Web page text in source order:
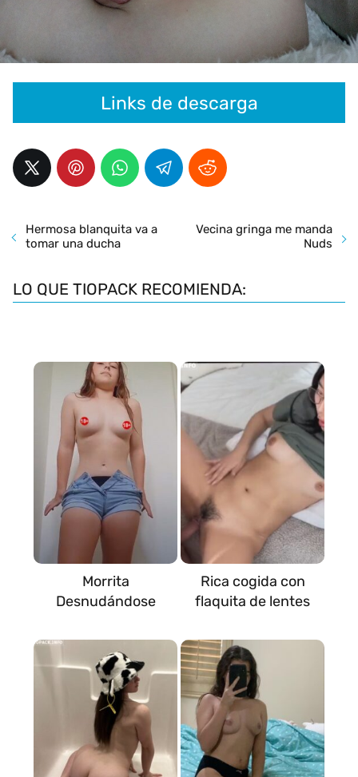
Links de descarga
Hermosa blanquita va a
tomar una ducha
Vecina gringa me manda
Nuds
LO QUE TIOPACK RECOMIENDA:
Morrita
Desnudándose
Rica cogida con
flaquita de lentes